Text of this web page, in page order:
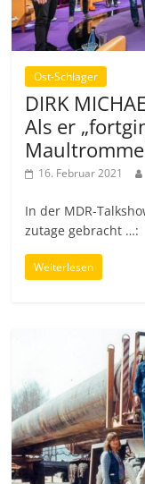
Ost-Schlager
DIRK
Als er
16. Februar 2021
In der MDR-
zutage gebracht …:
Weiterlesen